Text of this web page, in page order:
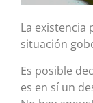
La existencia
situación
Es posible
es en sí un